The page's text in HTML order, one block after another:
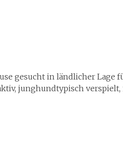
gesucht in ländlicher Lage
junghundtypisch